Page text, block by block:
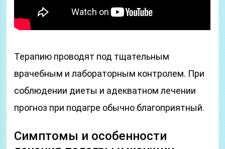
Терапию проводят под тщательным
врачебным и лабораторным контролем. При
соблюдении диеты и адекватном лечении
прогноз при подагре обычно благоприятный.
Симптомы и особенности